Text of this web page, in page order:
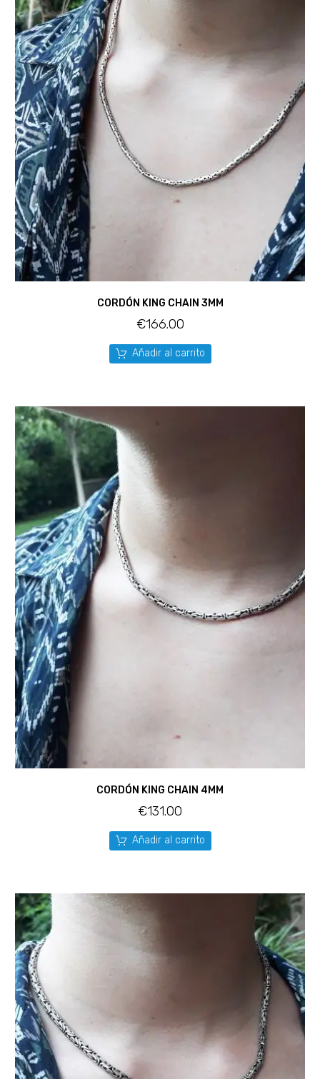
CORDÓN KING CHAIN 3MM
€166.00
Añadir al carrito
CORDÓN KING CHAIN 4MM
€131.00
Añadir al carrito